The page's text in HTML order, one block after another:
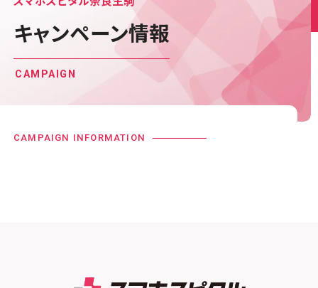
キャンペーン情報
CAMPAIGN
CAMPAIGN INFORMATION